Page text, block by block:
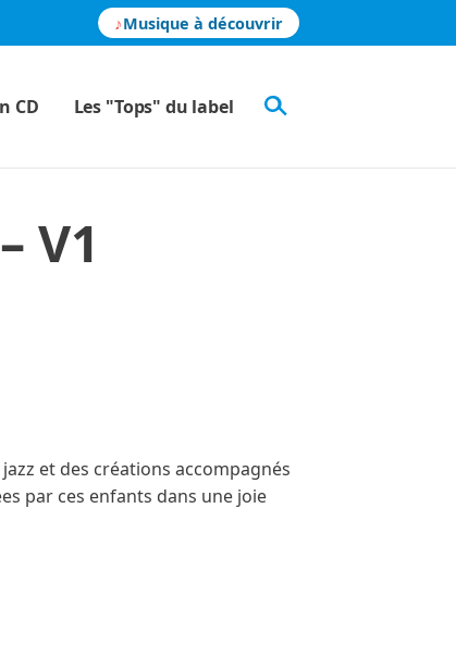
♪Musique à découvrir
CD Les "Tops" du label
V1
et des créations accompagnés
par ces enfants dans une joie